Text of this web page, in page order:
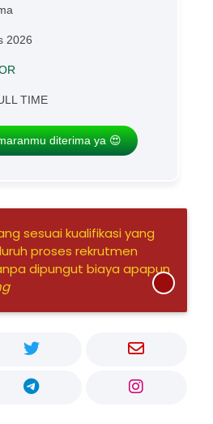
2026
TIME
diterima ya 😍
sesuai kualifikasi yang
proses rekrutmen
dipungut biaya apapun